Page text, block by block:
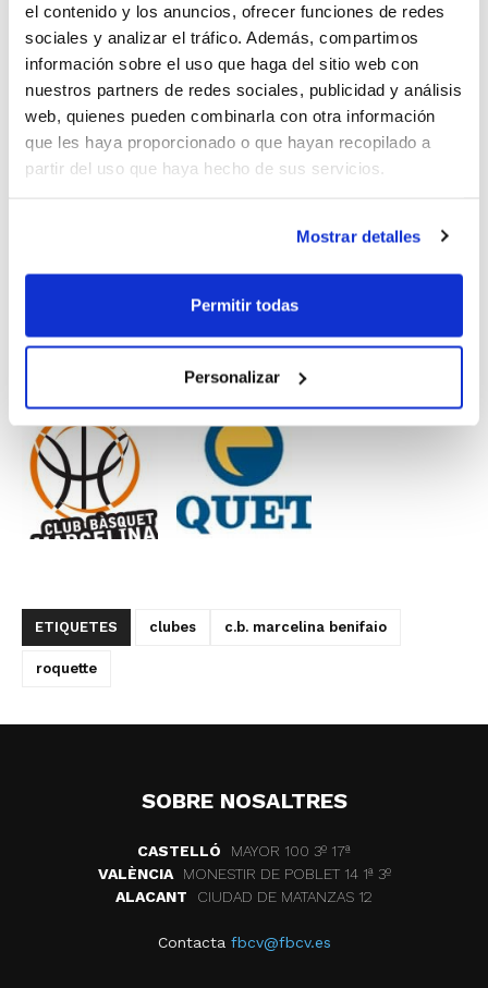
el contenido y los anuncios, ofrecer funciones de redes
sociales y analizar el tráfico. Además, compartimos
información sobre el uso que haga del sitio web con
nuestros partners de redes sociales, publicidad y análisis
web, quienes pueden combinarla con otra información
que les haya proporcionado o que hayan recopilado a
partir del uso que haya hecho de sus servicios.
Mostrar detalles
Permitir todas
Personalizar
Próximamente se realizará el acto
protocolario de renovación del convenio,
aunque el presidente del Club,Vicent
Rosa, ya ha manifestado que"en estos
tiempos económicamente tan
mención y reconocimiento que una
empresa local realice una apuesta
importante para fomentar el deporte del
baloncesto en nuestra localidad".
ETIQUETES clubes c.b. marcelina benifaio
roquette
SOBRE NOSALTRES
CASTELLÓ
MAYOR 100 3º 17ª
VALÈNCIA
MONESTIR DE POBLET 14 1ª 3º
ALACANT
CIUDAD DE MATANZAS 12
Contacta fbcv@fbcv.es